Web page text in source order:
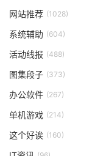
网站推荐 (1028)
系统辅助 (604)
活动线报 (488)
图集段子 (373)
办公软件 (267)
单机游戏 (214)
这个好诶 (160)